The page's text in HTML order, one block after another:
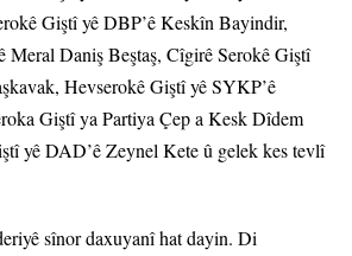
Giştî yê DBP’ê Keskîn Bayindir,
Meral Daniş Beştaş, Cîgirê Serokê Giştî
Hevserokê Giştî yê SYKP’ê
Giştî ya Partiya Çep a Kesk Dîdem
yê DAD’ê Zeynel Kete û gelek kes tevlî
sînor daxuyanî hat dayin. Di